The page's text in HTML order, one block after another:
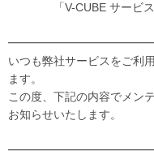
「V-CUBE サービス」
いつも弊社サービスをご利
ます。
この度、下記の内容でメン
お知らせいたします。